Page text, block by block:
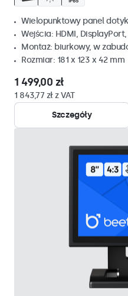
Wielopunktowy panel
Wejścia: HDMI, DisplayPort,
Montaż: biurkowy, w
Rozmiar: 181 x 123 x 42 mm
1 499,00 zł
1 843,77 zł z VAT
Szczegóły